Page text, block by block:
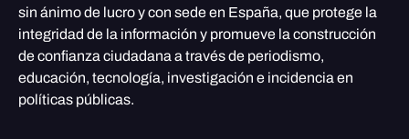
sin ánimo de lucro y con sede en España, que protege la
integridad de la información y promueve la construcción
de confianza ciudadana a través de periodismo,
educación, tecnología, investigación e incidencia en
políticas públicas.